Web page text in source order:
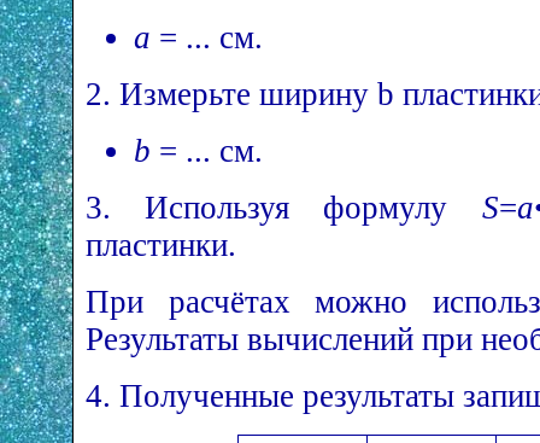
a = ... см.
2. Измерьте ширину b
b = ... см.
3. Используя формулу S=a
пластинки.
При расчётах можно
Результаты вычислений при
4. Полученные результаты